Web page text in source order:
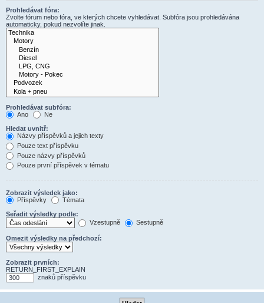
Prohledávat fóra:
Zvolte fórum nebo fóra, ve kterých chcete vyhledávat. Subfóra jsou prohledávána
automaticky, pokud nezvolíte jinak.
Prohledávat subfóra:
Ano
Ne
Hledat uvnitř:
Názvy příspěvků a jejich texty
Pouze text příspěvku
Pouze názvy příspěvků
Pouze první příspěvek v tématu
Zobrazit výsledek jako:
Příspěvky
Témata
Seřadit výsledky podle:
Vzestupně
Sestupně
Omezit výsledky na předchozí:
Zobrazit prvních:
RETURN_FIRST_EXPLAIN
znaků příspěvku